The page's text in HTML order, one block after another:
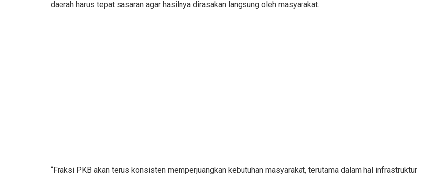
daerah harus tepat sasaran agar hasilnya dirasakan langsung oleh masyarakat.
“Fraksi PKB akan terus konsisten memperjuangkan kebutuhan masyarakat, terutama dalam hal infrastruktur